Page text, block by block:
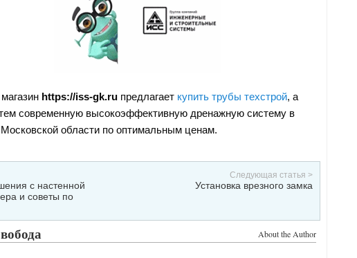
https://iss-gk.ruпредлагает купить трубы техстрой, а
современную высокоэффективную дренажную систему в
области по оптимальным ценам.
с настенной
и советы по
Следующая статья >
Установка врезного замка
About the Author